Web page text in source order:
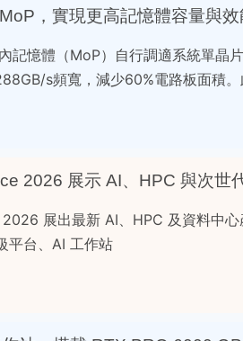
，實現更高記憶體容量與效
記憶體（MoP）自行調適系統單晶
s頻寬，減少60%電路板面積
2026 展示 AI、HPC 與次世
展出最新 AI、HPC 及資料中
平台、AI 工作站